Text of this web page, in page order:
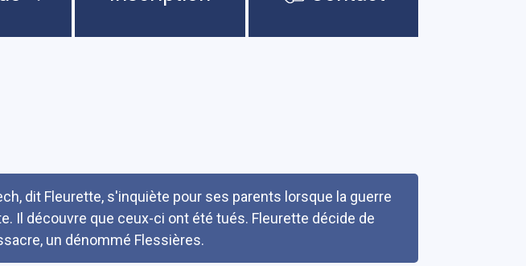
dit Fleurette, s'inquiète pour ses parents lorsque la guerre
Il découvre que ceux-ci ont été tués. Fleurette décide de
un dénommé Flessières.